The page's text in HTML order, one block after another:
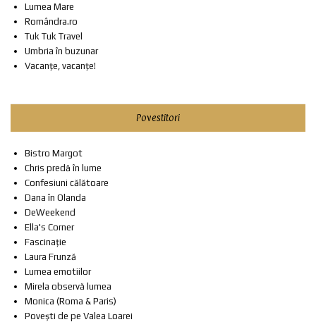
Lumea Mare
Romândra.ro
Tuk Tuk Travel
Umbria în buzunar
Vacanțe, vacanțe!
Povestitori
Bistro Margot
Chris predă în lume
Confesiuni călătoare
Dana în Olanda
DeWeekend
Ella's Corner
Fascinație
Laura Frunză
Lumea emotiilor
Mirela observă lumea
Monica (Roma & Paris)
Povești de pe Valea Loarei